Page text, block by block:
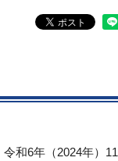
令和6年（2024年）